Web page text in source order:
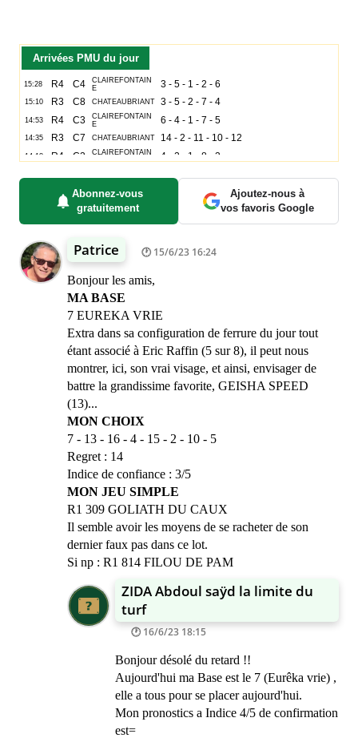
Arrivées PMU du jour
Abonnez-vous
gratuitement
Ajoutez-nous à
vos favoris Google
Patrice 15/6/23 16:24
Bonjour les amis,
MA BASE
7 EUREKA VRIE
Extra dans sa configuration de ferrure du jour tout
étant associé à Eric Raffin (5 sur 8), il peut nous
montrer, ici, son vrai visage, et ainsi, envisager de
battre la grandissime favorite, GEISHA SPEED
(13)...
MON CHOIX
7 - 13 - 16 - 4 - 15 - 2 - 10 - 5
Regret : 14
Indice de confiance : 3/5
MON JEU SIMPLE
R1 309 GOLIATH DU CAUX
Il semble avoir les moyens de se racheter de son
dernier faux pas dans ce lot.
Si np : R1 814 FILOU DE PAM
ZIDA Abdoul saÿd la limite du
turf
16/6/23 18:15
Bonjour désolé du retard !!
Aujourd'hui ma Base est le 7 (Eurêka vrie) ,
elle a tous pour se placer aujourd'hui.
Mon pronostics a Indice 4/5 de confirmation
est=